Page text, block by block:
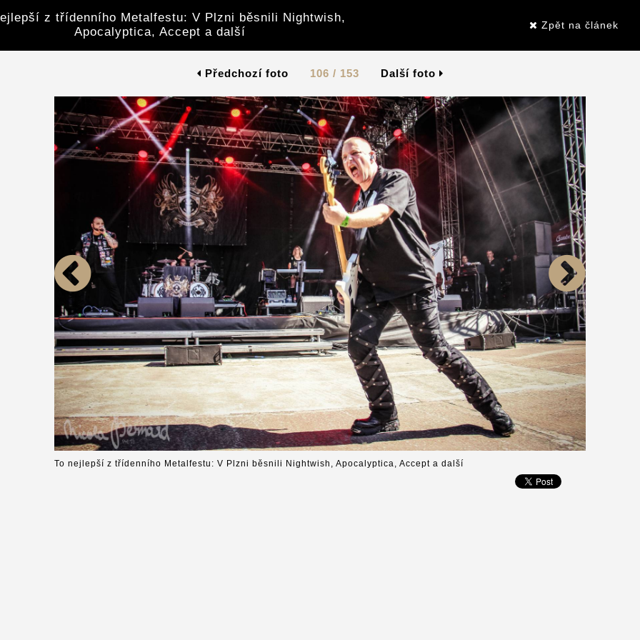
z třídenního Metalfestu: V Plzni běsnili Nightwish,
Apocalyptica, Accept a další
Zpět na článek
Předchozí foto 106 / 153 Další foto
To nejlepší z třídenního Metalfestu: V Plzni běsnili Nightwish, Apocalyptica, Accept a další